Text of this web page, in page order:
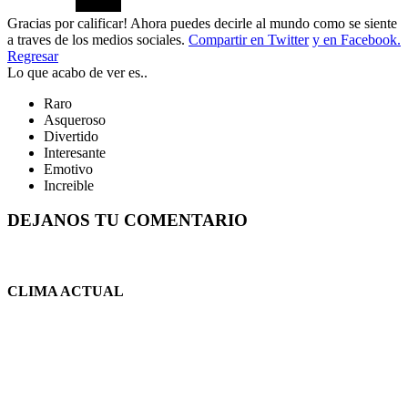
Gracias por calificar! Ahora puedes decirle al mundo como se siente
a traves de los medios sociales. Compartir en Twitter y en Facebook.
Regresar
Lo que acabo de ver es..
Raro
Asqueroso
Divertido
Interesante
Emotivo
Increible
DEJANOS TU COMENTARIO
CLIMA ACTUAL